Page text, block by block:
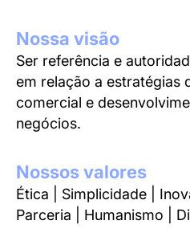
Nossa visão
Ser referência e
em relação a estratégias
comercial e
negócios.
Nossos valores
Ética
| Simplicidade |
Parceria | Humanismo |